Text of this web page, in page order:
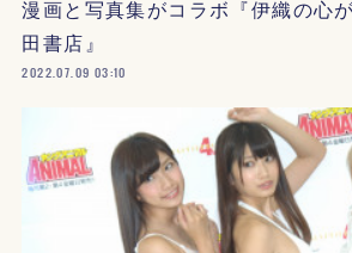
漫画と写真集がコラボ『伊織の心
田書店』
2022.07.09 03:10